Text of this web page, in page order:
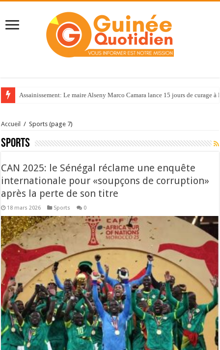
Assainissement: Le maire Alseny Marco Camara lance 15 jours de curage à
66ème anniversaire de l’indépendance de la Côte d’Ivoire : les forces
Accueil / Sports (page 7)
Sports
CAN 2025: le Sénégal réclame une enquête
internationale pour «soupçons de corruption»
après la perte de son titre
18 mars 2026 Sports 0